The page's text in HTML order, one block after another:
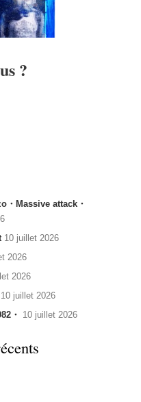
?
・Massive attack・
10 juillet 2026
2026
2026
10 juillet 2026
・ 10 juillet 2026